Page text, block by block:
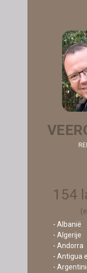
154
- Albanië
- Algerije
- Andorra
- Antigua
-